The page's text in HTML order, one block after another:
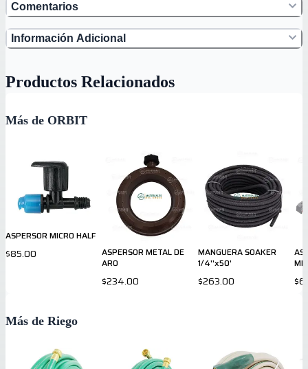
Comentarios
Información Adicional
Productos Relacionados
Más de ORBIT
ASPERSOR MICRO HALF
$85.00
ASPERSOR METAL DE
ARO
$234.00
MANGUERA SOAKER
1/4''x50'
$263.00
Más de Riego